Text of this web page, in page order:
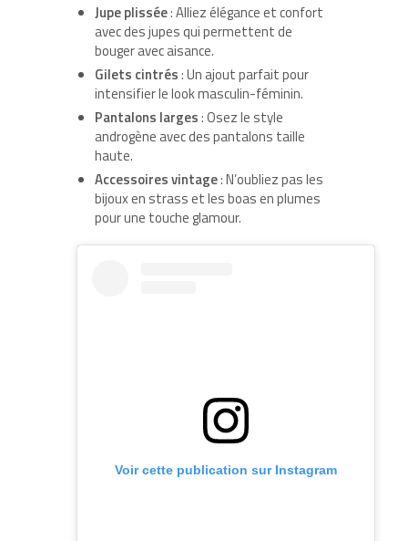
Jupe plissée: Alliez élégance et confort
avec des jupes qui permettent de
bouger avec aisance.
Gilets cintrés: Un ajout parfait pour
intensifier le look masculin-féminin.
Pantalons larges: Osez le style
androgène avec des pantalons taille
haute.
Accessoires vintage: N’oubliez pas les
bijoux en strass et les boas en plumes
pour une touche glamour.
Voir cette publication sur Instagram